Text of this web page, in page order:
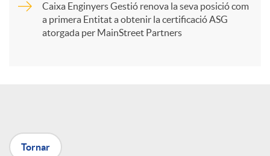
Caixa Enginyers Gestió renova la seva posició com
a primera Entitat a obtenir la certificació ASG
atorgada per MainStreet Partners
Tornar